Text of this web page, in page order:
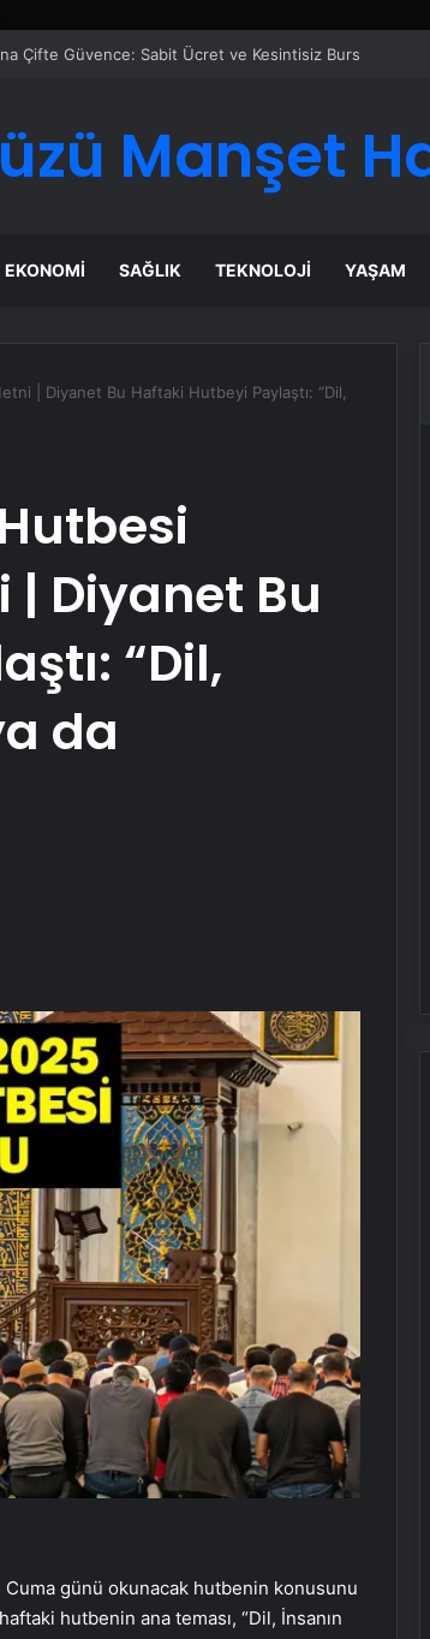
Manşet
EKONOMI SAĞLIK TEKNOLOJI YAŞAM
| Diyanet Bu Haftaki Hutbeyi Paylaştı: “Dil,
| Diyanet Bu
“Dil,
da
Cuma günü okunacak hutbenin konusunu
hutbenin ana teması, “Dil, İnsanın